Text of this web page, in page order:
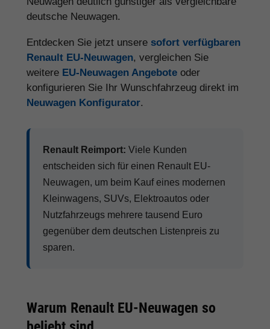
deutsche Neuwagen.
Entdecken Sie jetzt unsere sofort verfügbaren
Renault EU-Neuwagen, vergleichen Sie
weitere EU-Neuwagen Angebote oder
konfigurieren Sie Ihr Wunschfahrzeug direkt im
Neuwagen Konfigurator.
Renault Reimport: Viele Kunden
entscheiden sich für einen Renault EU-
Neuwagen, um beim Kauf eines modernen
Kleinwagens, SUVs, Elektroautos oder
Nutzfahrzeugs mehrere tausend Euro
gegenüber dem deutschen Listenpreis zu
sparen.
Warum Renault EU-Neuwagen so